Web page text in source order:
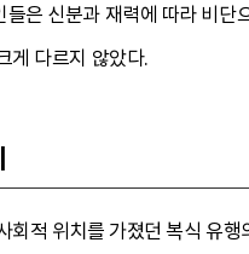
들은 신분과 재력에 따라 비
게 다르지 않았다.
회적 위치를 가졌던 복식 유